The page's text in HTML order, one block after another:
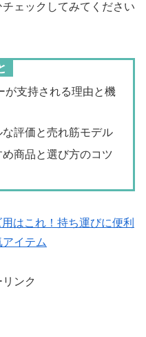
ェックしてみてください
が支持される理由と機
評価と売れ筋モデル
商品と選び方のコツ
はこれ！持ち運びに便利
イテム
ンク